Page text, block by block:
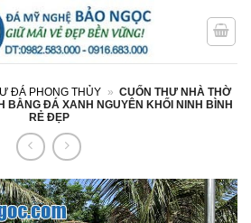
ĐÁ PHONG THỦY » CUỐN THƯ NHÀ THỜ
BẰNG ĐÁ XANH NGUYÊN KHỐI NINH BÌNH
RẺ ĐẸP